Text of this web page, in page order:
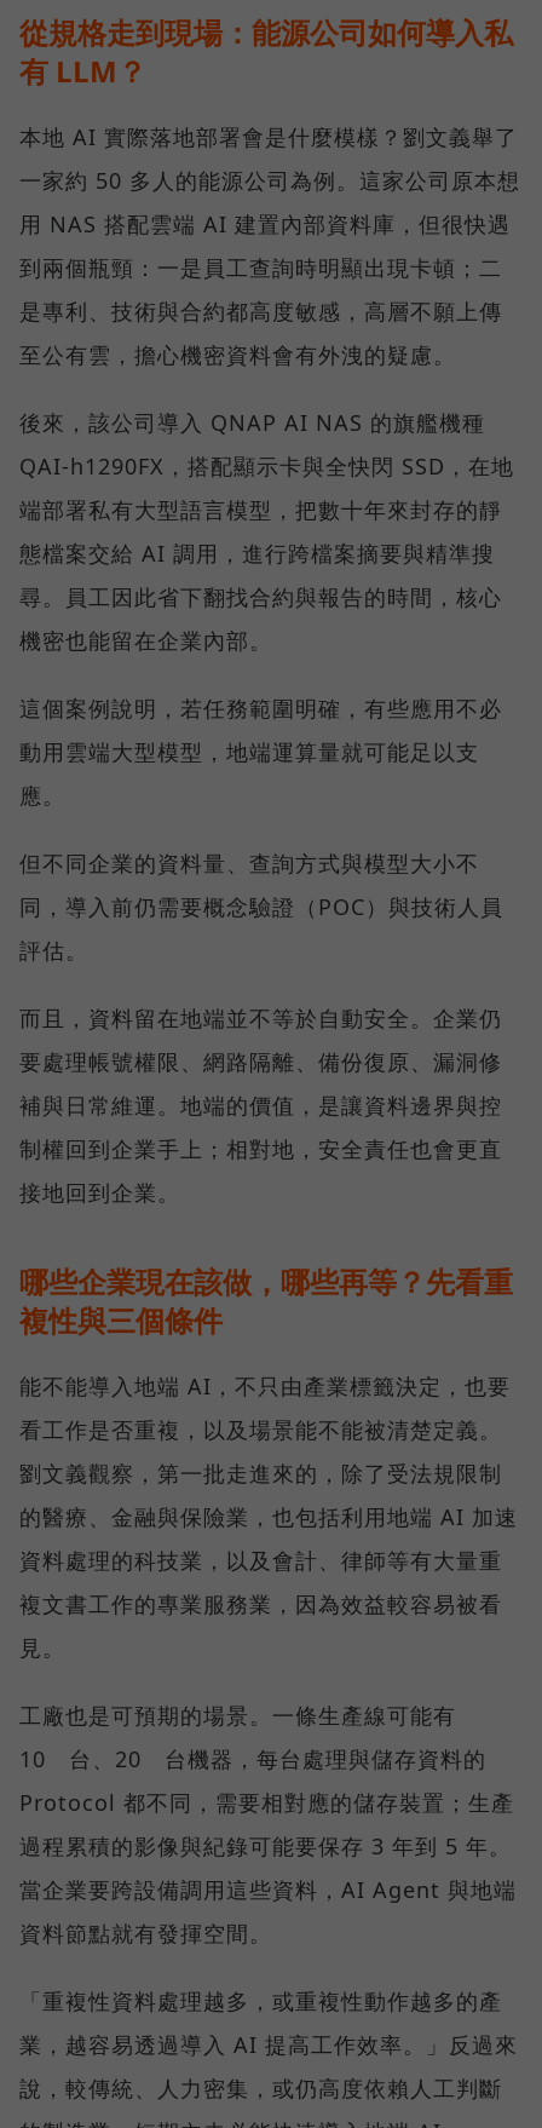
從規格走到現場：能源公司如何導入私
有 LLM？
本地 AI 實際落地部署會是什麼模樣？劉文義舉了
一家約 50 多人的能源公司為例。這家公司原本想
用 NAS 搭配雲端 AI 建置內部資料庫，但很快遇
到兩個瓶頸：一是員工查詢時明顯出現卡頓；二
是專利、技術與合約都高度敏感，高層不願上傳
至公有雲，擔心機密資料會有外洩的疑慮。
後來，該公司導入 QNAP AI NAS 的旗艦機種
QAI-h1290FX，搭配顯示卡與全快閃 SSD，在地
端部署私有大型語言模型，把數十年來封存的靜
態檔案交給 AI 調用，進行跨檔案摘要與精準搜
尋。員工因此省下翻找合約與報告的時間，核心
機密也能留在企業內部。
這個案例說明，若任務範圍明確，有些應用不必
動用雲端大型模型，地端運算量就可能足以支
應。
但不同企業的資料量、查詢方式與模型大小不
同，導入前仍需要概念驗證（POC）與技術人員
評估。
而且，資料留在地端並不等於自動安全。企業仍
要處理帳號權限、網路隔離、備份復原、漏洞修
補與日常維運。地端的價值，是讓資料邊界與控
制權回到企業手上；相對地，安全責任也會更直
接地回到企業。
哪些企業現在該做，哪些再等？先看重
複性與三個條件
能不能導入地端 AI，不只由產業標籤決定，也要
看工作是否重複，以及場景能不能被清楚定義。
劉文義觀察，第一批走進來的，除了受法規限制
的醫療、金融與保險業，也包括利用地端 AI 加速
資料處理的科技業，以及會計、律師等有大量重
複文書工作的專業服務業，因為效益較容易被看
見。
工廠也是可預期的場景。一條生產線可能有
10 台、20 台機器，每台處理與儲存資料的
Protocol 都不同，需要相對應的儲存裝置；生產
過程累積的影像與紀錄可能要保存 3 年到 5 年。
當企業要跨設備調用這些資料，AI Agent 與地端
資料節點就有發揮空間。
「重複性資料處理越多，或重複性動作越多的產
業，越容易透過導入 AI 提高工作效率。」反過來
說，較傳統、人力密集，或仍高度依賴人工判斷